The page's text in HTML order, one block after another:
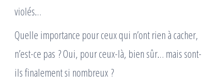
violés…
Quelle importance pour ceux qui n’ont rien à cacher,
n’est-ce pas ? Oui, pour ceux-là, bien sûr… mais sont-
ils finalement si nombreux ?